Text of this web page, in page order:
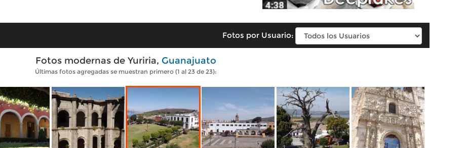
Fotos por Usuario:
Fotos modernas de Yuriria, Guanajuato
Últimas fotos agregadas se muestran primero (1 al 23 de 23):